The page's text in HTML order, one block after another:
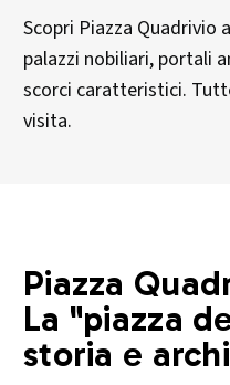
Scopri Piazza
palazzi nobiliari, portali
scorci caratteristici.
visita.
Piazza
La "piazza
storia e